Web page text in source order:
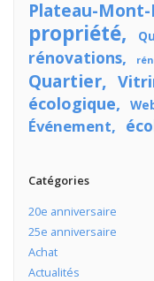
Plateau-Mont-
propriété
rénovations
Quartier
écologique
Événement
Catégories
20e anniversaire
25e anniversaire
Achat
Actualités